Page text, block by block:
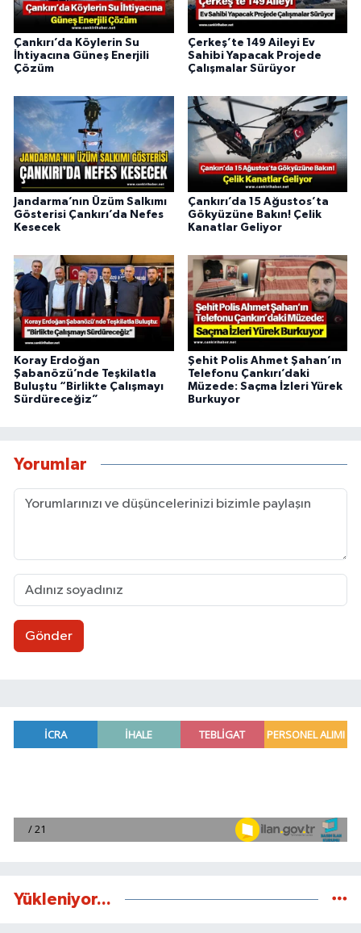
Çankırı’da Köylerin Su
İhtiyacına Güneş Enerjili
Çözüm
Çerkeş’te 149 Aileyi Ev
Sahibi Yapacak Projede
Çalışmalar Sürüyor
Jandarma’nın Üzüm Salkımı
Gösterisi Çankırı’da Nefes
Kesecek
Çankırı’da 15 Ağustos’ta
Gökyüzüne Bakın! Çelik
Kanatlar Geliyor
Koray Erdoğan
Şabanözü’nde Teşkilatla
Buluştu “Birlikte Çalışmayı
Sürdüreceğiz”
Şehit Polis Ahmet Şahan’ın
Telefonu Çankırı’daki
Müzede: Saçma İzleri Yürek
Burkuyor
Yorumlar
Gönder
Yükleniyor...